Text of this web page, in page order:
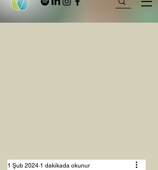
1 Şub 2024 1 dakikada okunur